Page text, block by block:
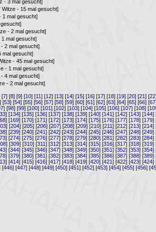
- 3 mal gesucht]
Witze - 15 mal gesucht]
1 mal gesucht]
- 2 mal gesucht]
1 mal gesucht]
2 mal gesucht]
mal gesucht]
- 45 mal gesucht]
- 1 mal gesucht]
4 mal gesucht]
- 2 mal gesucht]
[7] [8] [9] [10] [11] [12] [13] [14] [15] [16] [17] [18] [19] [20] [21] [22
] [53] [54] [55] [56] [57] [58] [59] [60] [61] [62] [63] [64] [65] [66] [67
] [98] [99] [100] [101] [102] [103] [104] [105] [106] [107] [108] [
] [134] [135] [136] [137] [138] [139] [140] [141] [142] [143] [144]
] [169] [170] [171] [172] [173] [174] [175] [176] [177] [178] [179]
] [204] [205] [206] [207] [208] [209] [210] [211] [212] [213] [214]
] [239] [240] [241] [242] [243] [244] [245] [246] [247] [248] [249]
] [274] [275] [276] [277] [278] [279] [280] [281] [282] [283] [284]
] [309] [310] [311] [312] [313] [314] [315] [316] [317] [318] [319]
] [344] [345] [346] [347] [348] [349] [350] [351] [352] [353] [354]
] [379] [380] [381] [382] [383] [384] [385] [386] [387] [388] [389]
] [414] [415] [416] [417] [418] [419] [420] [421] [422] [423] [424]
[446] [447] [448] [449] [450] [451 ] [452] [453] [454] [455] [456] [